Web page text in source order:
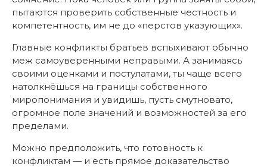
пытаются проверить собственные честность и
компетентность, им не до «перстов указующих».
Главные конфликты братьев вспыхивают обычно
меж самоуверенными неправыми. А занимаясь
своими оценками и постулатами, ты чаще всего
натолкнёшься на границы собственного
миропонимания и увидишь, пусть смутновато,
огромное поле значений и возможностей за его
пределами.
Можно предположить, что готовность к
конфликтам — и есть прямое доказательство